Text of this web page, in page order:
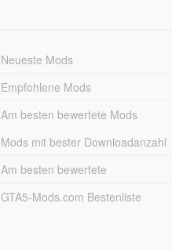
Neueste Mods
Empfohlene Mods
Am besten bewertete Mods
Mods mit bester Downloadanzahl
Am besten bewertete
GTA5-Mods.com Bestenliste